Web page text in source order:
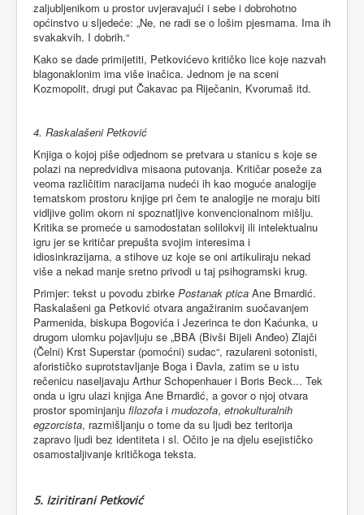
zaljubljenikom u prostor uvjeravajući i sebe i dobrohotno
općinstvo u sljedeće: „Ne, ne radi se o lošim pjesmama. Ima ih
svakakvih. I dobrih.“
Kako se dade primijetiti, Petkovićevo kritičko lice koje nazvah
blagonaklonim ima više inačica. Jednom je na sceni
Kozmopolit, drugi put Čakavac pa Riječanin, Kvorumaš itd.
4. Raskalašeni Petković
Knjiga o kojoj piše odjednom se pretvara u stanicu s koje se
polazi na nepredvidiva misaona putovanja. Kritičar poseže za
veoma različitim naracijama nudeći ih kao moguće analogije
tematskom prostoru knjige pri čem te analogije ne moraju biti
vidljive golim okom ni spoznatljive konvencionalnom mišlju.
Kritika se promeće u samodostatan solilokvij ili intelektualnu
igru jer se kritičar prepušta svojim interesima i
idiosinkrazijama, a stihove uz koje se oni artikuliraju nekad
više a nekad manje sretno privodi u taj psihogramski krug.
Primjer: tekst u povodu zbirke Postanak ptica Ane Brnardić.
Raskalašeni ga Petković otvara angažiranim suočavanjem
Parmenida, biskupa Bogovića i Jezerinca te don Kaćunka, u
drugom ulomku pojavljuju se „BBA (Bivši Bijeli Anđeo) Zlajči
(Čelni) Krst Superstar (pomoćni) sudac“, razulareni sotonisti,
aforističko suprotstavljanje Boga i Đavla, zatim se u istu
rečenicu naseljavaju Arthur Schopenhauer i Boris Beck... Tek
onda u igru ulazi knjiga Ane Brnardić, a govor o njoj otvara
prostor spominjanju filozofa i mudozofa, etnokulturalnih
egzorcista, razmišljanju o tome da su ljudi bez teritorija
zapravo ljudi bez identiteta i sl. Očito je na djelu esejističko
osamostaljivanje kritičkoga teksta.
5. Iziritirani Petković